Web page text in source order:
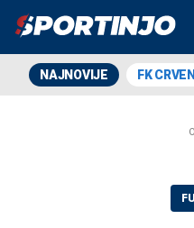
NAJNOVIJE FK